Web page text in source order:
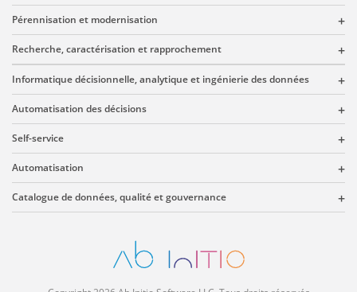
Pérennisation et modernisation
Recherche, caractérisation et rapprochement
Informatique décisionnelle, analytique et ingénierie des données
Automatisation des décisions
Self-service
Automatisation
Catalogue de données, qualité et gouvernance